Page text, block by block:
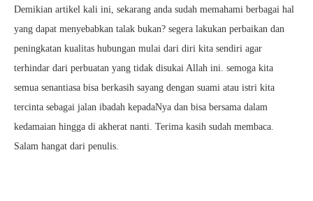
Demikian artikel kali ini, sekarang anda sudah memahami berbagai hal
yang dapat menyebabkan talak bukan? segera lakukan perbaikan dan
peningkatan kualitas hubungan mulai dari diri kita sendiri agar
terhindar dari perbuatan yang tidak disukai Allah ini. semoga kita
semua senantiasa bisa berkasih sayang dengan suami atau istri kita
tercinta sebagai jalan ibadah kepadaNya dan bisa bersama dalam
kedamaian hingga di akherat nanti. Terima kasih sudah membaca.
Salam hangat dari penulis.